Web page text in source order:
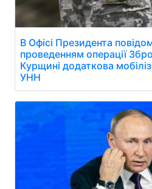
В Офісі Президента
проведенням операції
Курщині додаткова
УНН